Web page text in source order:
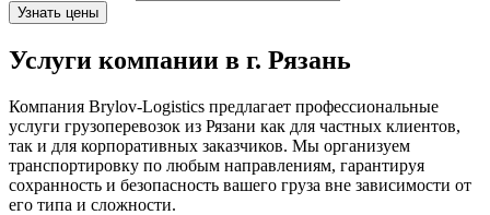
Узнать цены
Услуги компании в г. Рязань
Компания Brylov-Logistics предлагает профессиональные
услуги грузоперевозок из Рязани как для частных клиентов,
так и для корпоративных заказчиков. Мы организуем
транспортировку по любым направлениям, гарантируя
сохранность и безопасность вашего груза вне зависимости от
его типа и сложности.